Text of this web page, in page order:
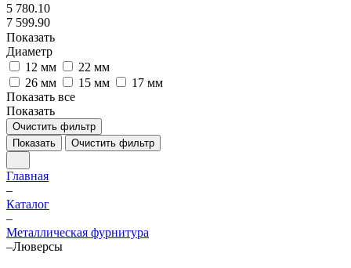
5 780.10
7 599.90
Показать
Диаметр
12 мм
22 мм
26 мм
15 мм
17 мм
Показать все
Показать
Очистить фильтр
Показать
Очистить фильтр
Главная
–
Каталог
–
Металлическая фурнитура
–Люверсы